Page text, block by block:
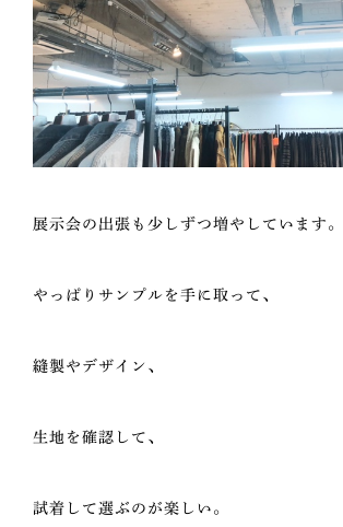
展示会の出張も少しずつ増やしています。
やっぱりサンプルを手に取って、
縫製やデザイン、
生地を確認して、
試着して選ぶのが楽しい。